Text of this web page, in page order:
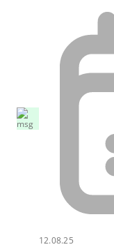
12.08.25